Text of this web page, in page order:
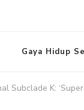
Gaya Hidup
Subclade K: